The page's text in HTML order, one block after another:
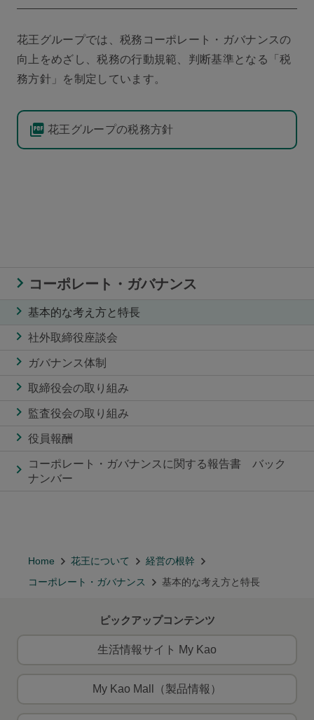
花王グループでは、税務コーポレート・ガバナンスの
向上をめざし、税務の行動規範、判断基準となる「税
務方針」を制定しています。
花王グループの税務方針
コーポレート・ガバナンス
基本的な考え方と特長
社外取締役座談会
ガバナンス体制
取締役会の取り組み
監査役会の取り組み
役員報酬
コーポレート・ガバナンスに関する報告書 バック
ナンバー
Home 花王について
経営の根幹
コーポレート・ガバナンス
基本的な考え方と特長
ピックアップコンテンツ
生活情報サイト My Kao
My Kao Mall（製品情報）